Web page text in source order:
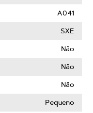
A041
SXE
Não
Não
Não
Pequeno